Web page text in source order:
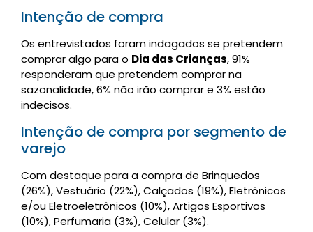
Intenção de compra
Os entrevistados foram indagados se pretendem
comprar algo para o Dia das Crianças, 91%
responderam que pretendem comprar na
sazonalidade, 6% não irão comprar e 3% estão
indecisos.
Intenção de compra por segmento de
varejo
Com destaque para a compra de Brinquedos
(26%), Vestuário (22%), Calçados (19%), Eletrônicos
e/ou Eletroeletrônicos (10%), Artigos Esportivos
(10%), Perfumaria (3%), Celular (3%).